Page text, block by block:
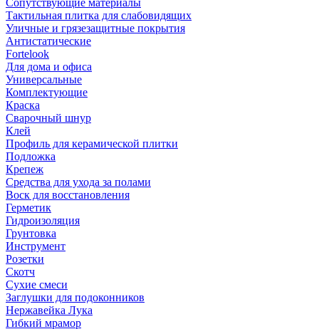
Сопутствующие материалы
Тактильная плитка для слабовидящих
Уличные и грязезащитные покрытия
Антистатические
Fortelook
Для дома и офиса
Универсальные
Комплектующие
Краска
Сварочный шнур
Клей
Профиль для керамической плитки
Подложка
Крепеж
Средства для ухода за полами
Воск для восстановления
Герметик
Гидроизоляция
Грунтовка
Инструмент
Розетки
Скотч
Сухие смеси
Заглушки для подоконников
Нержавейка Лука
Гибкий мрамор